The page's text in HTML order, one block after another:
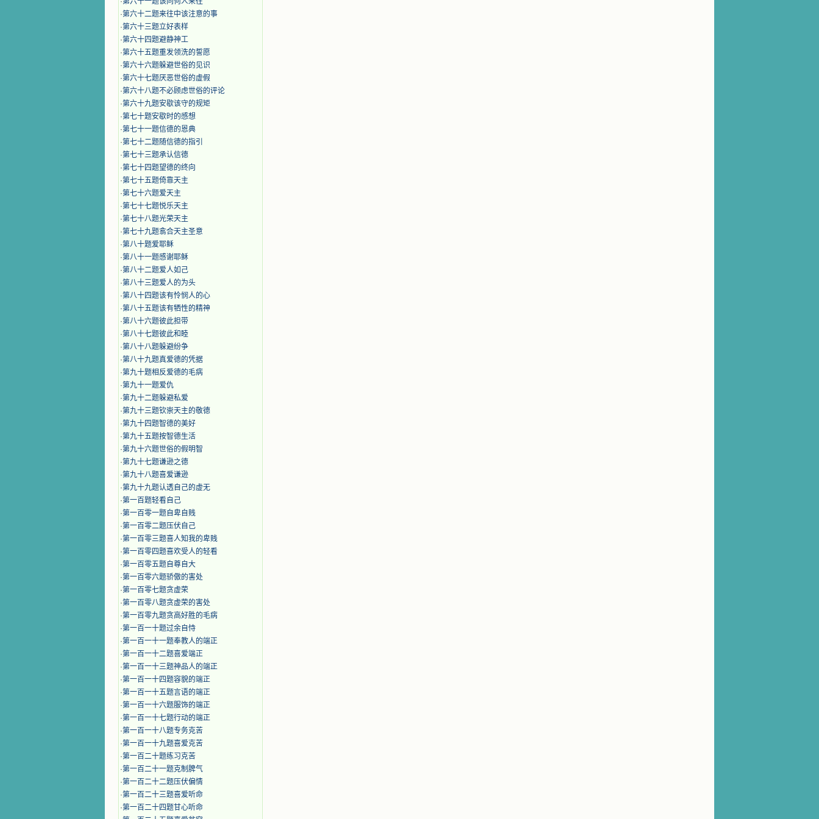
·第六十二题来往中该注意的事
·第六十三题立好表样
·第六十四题避静神工
·第六十五题重发领洗的誓愿
·第六十六题躲避世俗的见识
·第六十七题厌恶世俗的虚假
·第六十八题不必顾虑世俗的评论
·第六十九题安歇该守的规矩
·第七十题安歇时的感想
·第七十一题信德的恩典
·第七十二题随信德的指引
·第七十三题承认信德
·第七十四题望德的终向
·第七十五题倚靠天主
·第七十六题爱天主
·第七十七题悦乐天主
·第七十八题光荣天主
·第七十九题翕合天主圣意
·第八十题爱耶稣
·第八十一题感谢耶稣
·第八十二题爱人如己
·第八十三题爱人的为头
·第八十四题该有怜悯人的心
·第八十五题该有牺性的精神
·第八十六题彼此担带
·第八十七题彼此和睦
·第八十八题躲避纷争
·第八十九题真爱德的凭据
·第九十题相反爱德的毛病
·第九十一题爱仇
·第九十二题躲避私爱
·第九十三题钦崇天主的敬德
·第九十四题智德的美好
·第九十五题按智德生活
·第九十六题世俗的假明智
·第九十七题谦逊之德
·第九十八题喜爱谦逊
·第九十九题认透自己的虚无
·第一百题轻看自己
·第一百零一题自卑自贱
·第一百零二题压伏自己
·第一百零三题喜人知我的卑贱
·第一百零四题喜欢受人的轻看
·第一百零五题自尊自大
·第一百零六题骄傲的害处
·第一百零七题贪虚荣
·第一百零八题贪虚荣的害处
·第一百零九题贪高好胜的毛病
·第一百一十题过余自恃
·第一百一十一题奉教人的端正
·第一百一十二题喜爱端正
·第一百一十三题神品人的端正
·第一百一十四题容貌的端正
·第一百一十五题言语的端正
·第一百一十六题服饰的端正
·第一百一十七题行动的端正
·第一百一十八题专务克苦
·第一百一十九题喜爱克苦
·第一百二十题练习克苦
·第一百二十一题克制脾气
·第一百二十二题压伏偏情
·第一百二十三题喜爱听命
·第一百二十四题甘心听命